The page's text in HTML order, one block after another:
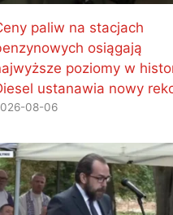
paliw na stacjach
osiągają
poziomy w
ustanawia nowy
08-06